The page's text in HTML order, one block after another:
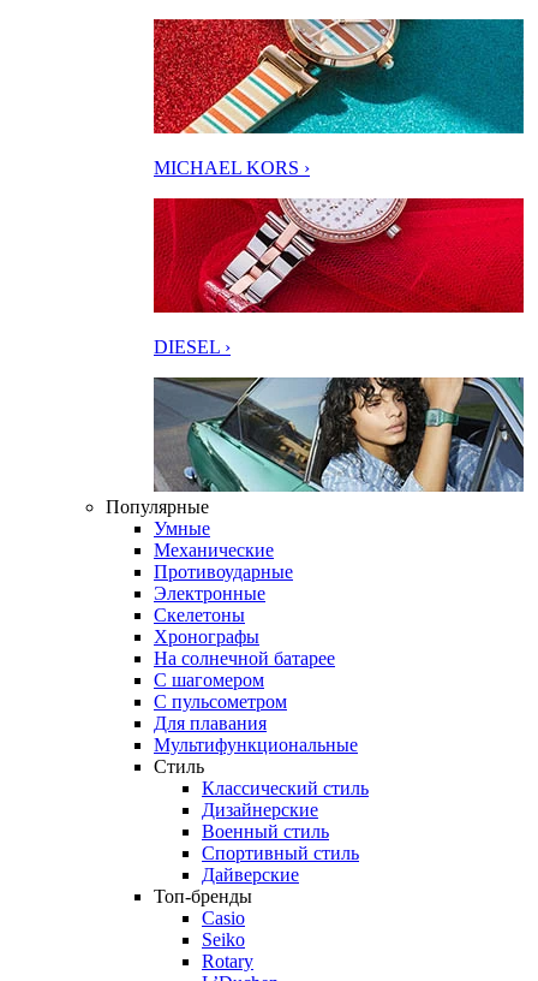
MICHAEL KORS ›
DIESEL ›
Популярные
Умные
Механические
Противоударные
Электронные
Скелетоны
Хронографы
На солнечной батарее
С шагомером
С пульсометром
Для плавания
Мультифункциональные
Стиль
Классический стиль
Дизайнерские
Военный стиль
Спортивный стиль
Дайверские
Топ-бренды
Casio
Seiko
Rotary